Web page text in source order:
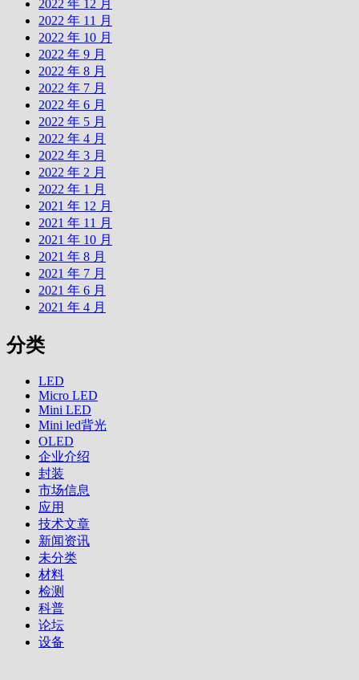
2022 年 12 月
2022 年 11 月
2022 年 10 月
2022 年 9 月
2022 年 8 月
2022 年 7 月
2022 年 6 月
2022 年 5 月
2022 年 4 月
2022 年 3 月
2022 年 2 月
2022 年 1 月
2021 年 12 月
2021 年 11 月
2021 年 10 月
2021 年 8 月
2021 年 7 月
2021 年 6 月
2021 年 4 月
分类
LED
Micro LED
Mini LED
Mini led背光
OLED
企业介绍
封装
市场信息
应用
技术文章
新闻资讯
未分类
材料
检测
科普
论坛
设备